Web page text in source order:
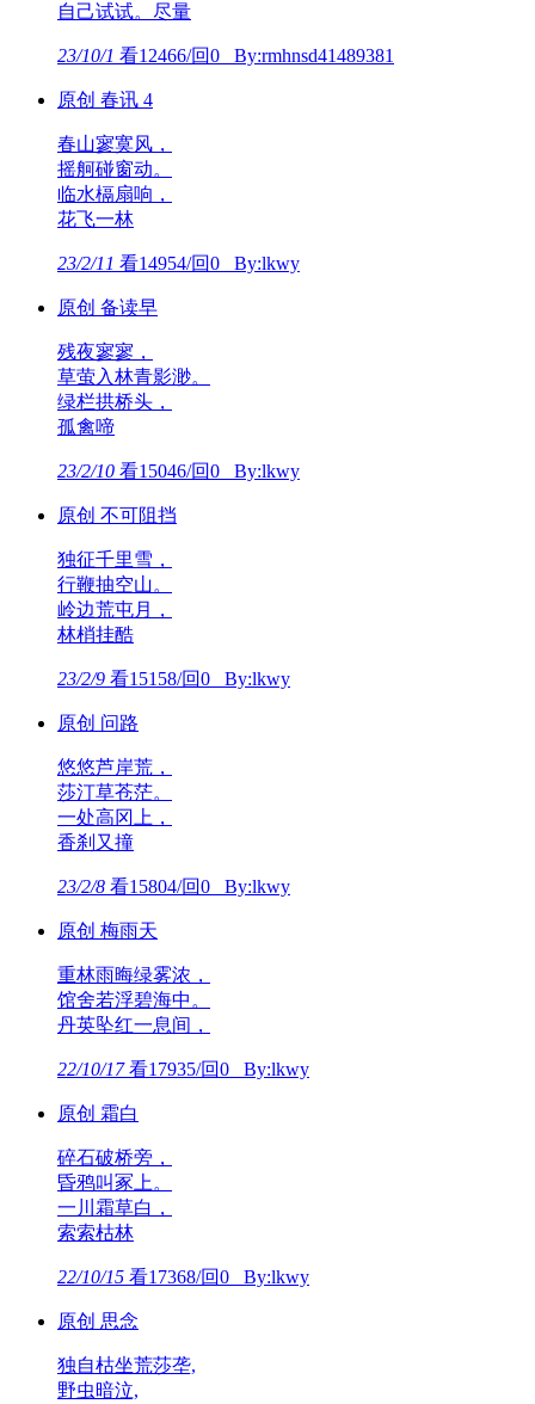
自己试试。尽量
23/10/1 看12466/回0 By:rmhnsd41489381
原创 春讯 4
春山寥寞风，
摇舸碰窗动。
临水槅扇响，
花飞一林
23/2/11 看14954/回0 By:lkwy
原创 备读早
残夜寥寥，
草萤入林青影渺。
绿栏拱桥头，
孤禽啼
23/2/10 看15046/回0 By:lkwy
原创 不可阻挡
独征千里雪，
行鞭抽空山。
岭边荒屯月，
林梢挂酷
23/2/9 看15158/回0 By:lkwy
原创 问路
悠悠芦岸荒，
莎汀草苍茫。
一处高冈上，
香刹又撞
23/2/8 看15804/回0 By:lkwy
原创 梅雨天
重林雨晦绿雾浓，
馆舍若浮碧海中。
丹英坠红一息间，
22/10/17看17935/回0 By:lkwy
原创 霜白
碎石破桥旁，
昏鸦叫冢上。
一川霜草白，
索索枯林
22/10/15 看17368/回0 By:lkwy
原创 思念
独自枯坐荒莎垄,
野虫暗泣,